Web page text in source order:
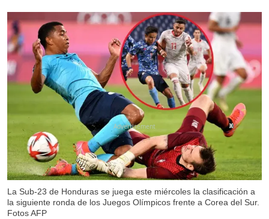
La Sub-23 de Honduras se juega este miércoles la clasificación a
la siguiente ronda de los Juegos Olímpicos frente a Corea del Sur.
Fotos AFP
X
X